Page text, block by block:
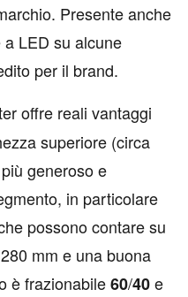
Presente anche
a LED su alcune
per il brand.
offre reali vantaggi
superiore (circa
generoso e
in particolare
possono contare su
mm e una buona
è frazionabile60/40e